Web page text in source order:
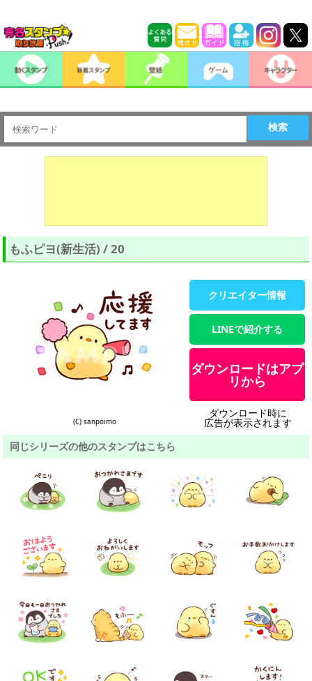
検索
もふピヨ(新生活) / 20
(C) sanpoimo
クリエイター情報
LINEで紹介する
ダウンロードはアプ
リから
ダウンロード時に
広告が表示されます
同じシリーズの他のスタンプはこちら